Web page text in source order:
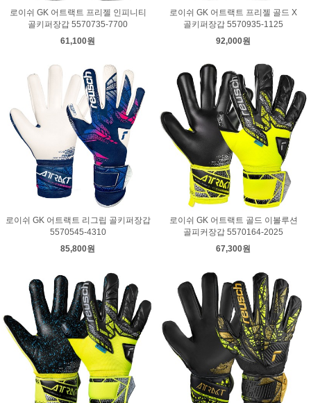
로이쉬 GK 어트랙트 프리젤 인피니티
골키퍼장갑 5570735-7700
61,100원
로이쉬 GK 어트랙트 프리젤 골드 X
골키퍼장갑 5570935-1125
92,000원
로이쉬 GK 어트랙트 리그립 골키퍼장갑
5570545-4310
85,800원
로이쉬 GK 어트랙트 골드 이볼루션
골피커장갑 5570164-2025
67,300원